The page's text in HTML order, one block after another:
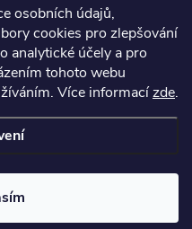
osobních údajů,
cookies pro zlepšování
analytické účely a pro
tohoto webu
Více informacízde.